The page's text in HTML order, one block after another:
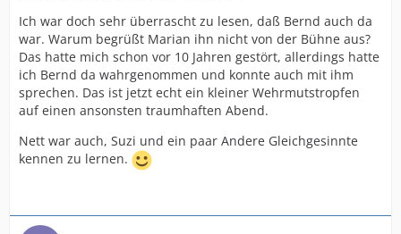
Ich war doch sehr überrascht zu lesen, daß Bernd auch da
war. Warum begrüßt Marian ihn nicht von der Bühne aus?
Das hatte mich schon vor 10 Jahren gestört, allerdings hatte
ich Bernd da wahrgenommen und konnte auch mit ihm
sprechen. Das ist jetzt echt ein kleiner Wehrmutstropfen
auf einen ansonsten traumhaften Abend.
Nett war auch, Suzi und ein paar Andere Gleichgesinnte
kennen zu lernen.